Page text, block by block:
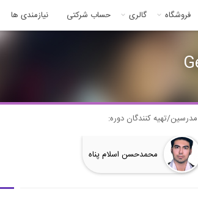
فروشگاه گالری حساب شرکتی نیازمندی ها
مدرسین/تهیه کنندگان دوره:
محمدحسن اسلام پناه